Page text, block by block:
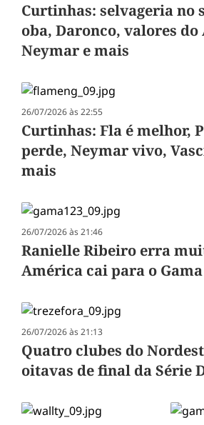
Curtinhas: selvageria no
oba, Daronco, valores
Neymar e mais
26/07/2026 às 22:55
Curtinhas: Fla é melhor,
perde, Neymar vivo,
mais
26/07/2026 às 21:46
Ranielle Ribeiro erra
América cai para o Gama
26/07/2026 às 21:13
Quatro clubes do
oitavas de final da Série